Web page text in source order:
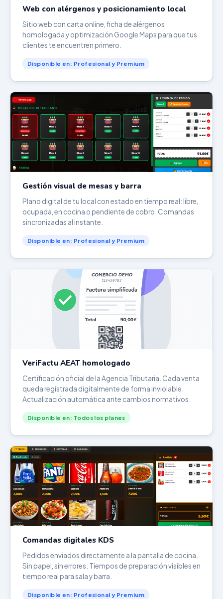
Web con alérgenos y posicionamiento local
Sitio web con carta online, ficha de alérgenos
homologada y optimización Google Maps para que tus
clientes te encuentren primero.
Disponible en: Profesional y Premium
Gestión visual de mesas y barra
Plano digital de tu local con estado en tiempo real: libre,
ocupada, en cocina o pendiente de cobro. Comandas
sincronizadas al instante.
Disponible en: Profesional y Premium
VeriFactu AEAT homologado
Certificación oficial de la Agencia Tributaria. Cada venta
queda registrada digitalmente de forma inviolable.
Actualización automática ante cambios normativos.
Disponible en: Todos los planes
Comandas digitales KDS
Pedidos enviados directamente a la pantalla de cocina.
Sin papel, sin errores. Tiempos de preparación visibles en
tiempo real para sala y barra.
Disponible en: Profesional y Premium